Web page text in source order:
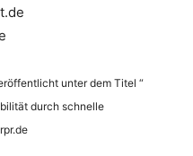
unter dem Titel “
durch schnelle